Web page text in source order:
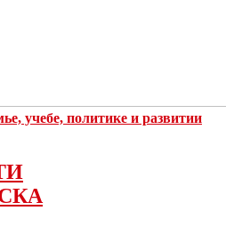
учебе, политике и развитии